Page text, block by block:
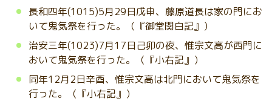
長和四年(1015)5月29日戊申、藤原道長は家の門にお
いて鬼気祭を行った。（『御堂関白記』）
治安三年(1023)7月17日己卯の夜、惟宗文高が西門に
おいて鬼気祭を行った。（『小右記』）
同年12月2日辛酉、惟宗文高は北門において鬼気祭を
行った。（『小右記』）